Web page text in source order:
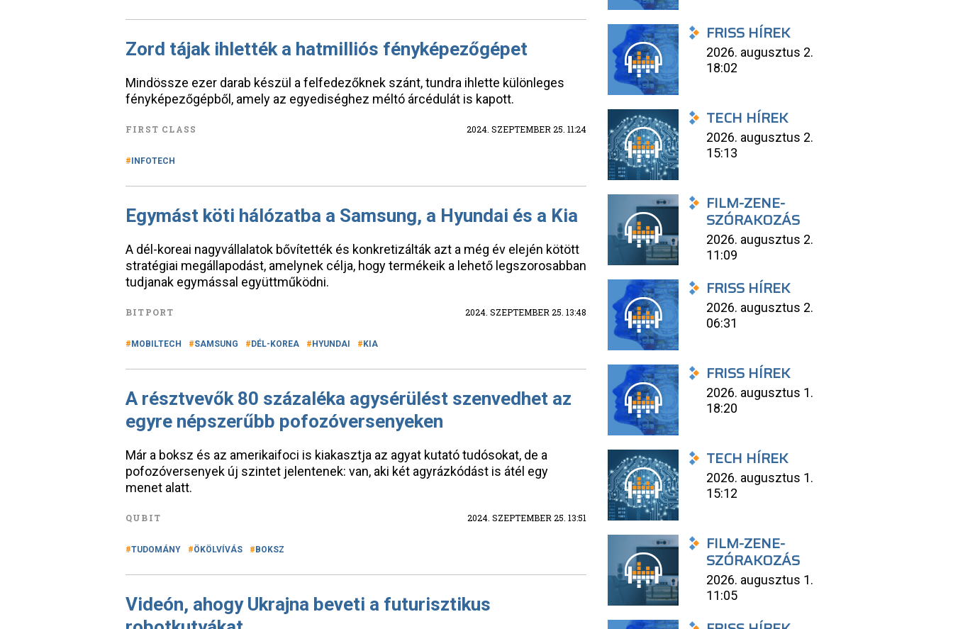
Zord tájak ihlették a hatmilliós fényképezőgépet
Mindössze ezer darab készül a felfedezőknek szánt, tundra ihlette különleges
fényképezőgépből, amely az egyediséghez méltó árcédulát is kapott.
FIRST CLASS 2024. SZEPTEMBER 25. 11:24
INFOTECH
Egymást köti hálózatba a Samsung, a Hyundai és a Kia
A dél-koreai nagyvállalatok bővítették és konkretizálták azt a még év elején kötött
stratégiai megállapodást, amelynek célja, hogy termékeik a lehető legszorosabban
tudjanak egymással együttműködni.
BITPORT 2024. SZEPTEMBER 25. 13:48
MOBILTECH SAMSUNG DÉL-KOREA HYUNDAI KIA
A résztvevők 80 százaléka agysérülést szenvedhet az
egyre népszerűbb pofozóversenyeken
Már a boksz és az amerikaifoci is kiakasztja az agyat kutató tudósokat, de a
pofozóversenyek új szintet jelentenek: van, aki két agyrázkódást is átél egy
menet alatt.
QUBIT 2024. SZEPTEMBER 25. 13:51
TUDOMÁNY ÖKÖLVÍVÁS BOKSZ
Videón, ahogy Ukrajna beveti a futurisztikus
FRISS HÍREK
2026. augusztus 2.
18:02
TECH HÍREK
2026. augusztus 2.
15:13
FILM-ZENE-
SZÓRAKOZÁS
2026. augusztus 2.
11:09
FRISS HÍREK
2026. augusztus 2.
06:31
FRISS HÍREK
2026. augusztus 1.
18:20
TECH HÍREK
2026. augusztus 1.
15:12
FILM-ZENE-
SZÓRAKOZÁS
2026. augusztus 1.
11:05